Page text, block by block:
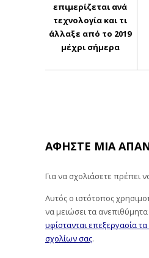
επιμερίζεται ανά
τεχνολογία και τι
άλλαξε από το 2019
μέχρι σήμερα
ΑΦΉΣΤΕ ΜΙΑ
Για να σχολιάσετε πρέπει
Αυτός ο ιστότοπος
να μειώσει τα ανεπιθύμητα
υφίστανται επεξεργασία
σχολίων σας.